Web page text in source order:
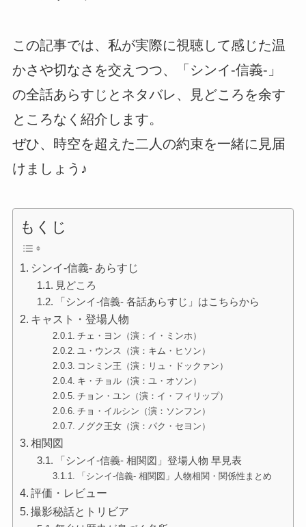
この記事では、私が実際に視聴して感じた温
かさや切なさを交えつつ、「シンイ-信義-」
の全話あらすじとネタバレ、見どころを余す
ところなく紹介します。
ぜひ、時空を超えた二人の約束を一緒に見届
けましょう♪
もくじ
シンイ-信義- あらすじ
見どころ
「シンイ-信義- 各話あらすじ」はこちらから
キャスト・登場人物
チェ・ヨン（演：イ・ミンホ）
ユ・ウンス（演：キム・ヒソン）
コンミン王（演：リュ・ドックァン）
キ・チョル（演：ユ・オソン）
チョン・ユン（演：イ・フィリップ）
チョ・イルシン（演：ソンフン）
ノグク王女（演：パク・セヨン）
相関図
「シンイ-信義- 相関図」登場人物 早見表
「シンイ-信義- 相関図」人物相関・関係性まとめ
評価・レビュー
撮影秘話とトリビア